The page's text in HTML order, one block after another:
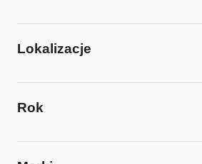
Lokalizacje
Rok